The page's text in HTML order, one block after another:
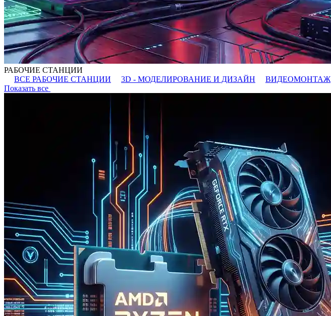
РАБОЧИЕ СТАНЦИИ
ВСЕ РАБОЧИЕ СТАНЦИИ
3D - МОДЕЛИРОВАНИЕ И ДИЗАЙН ВИДЕОМОНТАЖ
Показать все